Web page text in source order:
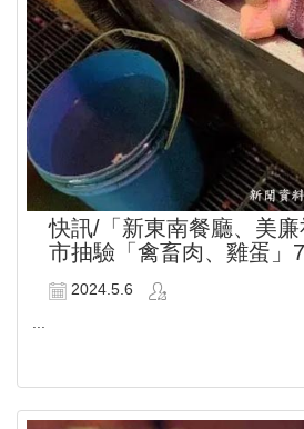
快訊/「新東南餐廳、美
市抽驗「禽畜肉、雞蛋」
2024.5.6
...